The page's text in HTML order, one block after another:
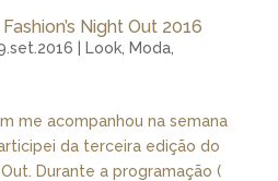
Night Out 2016
Look, Moda,
me acompanhou na semana
da terceira edição do
Out. Durante a programação (